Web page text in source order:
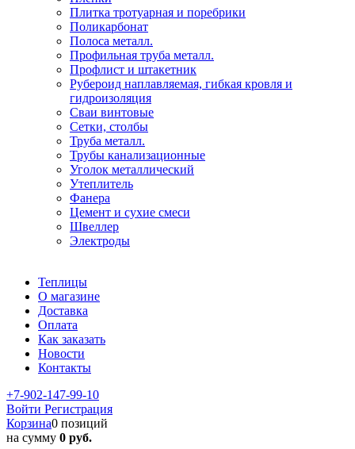
Плитка тротуарная и поребрики
Поликарбонат
Полоса металл.
Профильная труба металл.
Профлист и штакетник
Рубероид наплавляемая, гибкая кровля и
гидроизоляция
Сваи винтовые
Сетки, столбы
Труба металл.
Трубы канализационные
Уголок металлический
Утеплитель
Фанера
Цемент и сухие смеси
Швеллер
Электроды
Теплицы
О магазине
Доставка
Оплата
Как заказать
Новости
Контакты
+7-902-147-99-10
Войти Регистрация
Корзина0 позиций
на сумму 0 руб.